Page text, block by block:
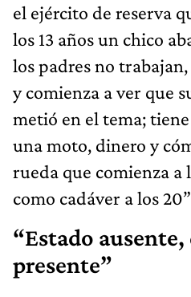
el ejército de reserva
los 13 años un chico
los padres no
y comienza a ver que
metió en el tema;
una moto, dinero y
rueda que comienza a
como cadáver a los
“Estado
presente”